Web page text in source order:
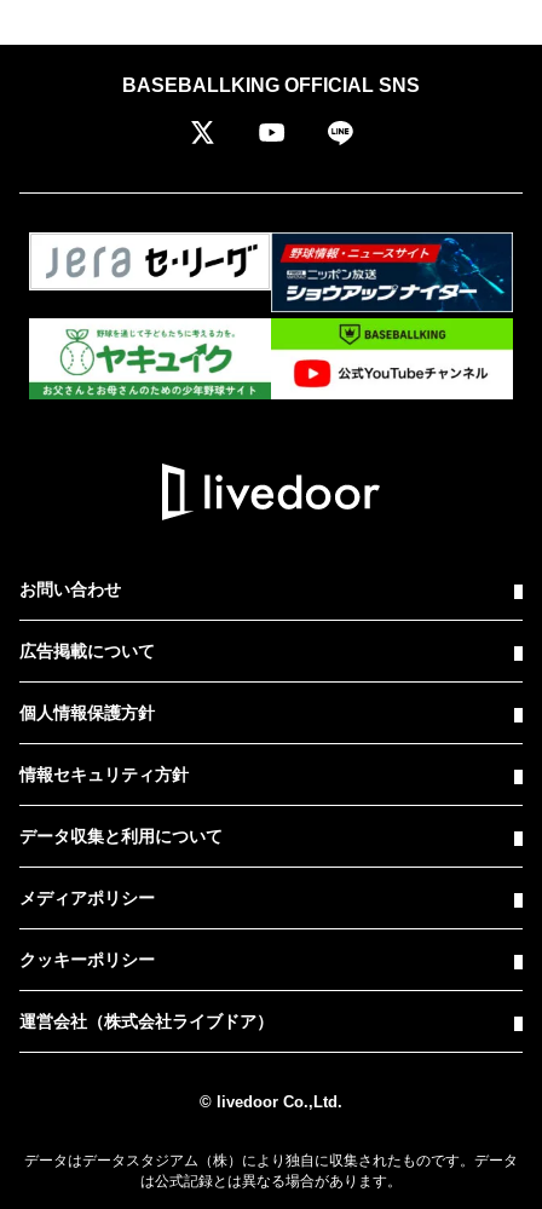
BASEBALLKING OFFICIAL SNS
お問い合わせ
広告掲載について
個人情報保護方針
情報セキュリティ方針
データ収集と利用について
メディアポリシー
クッキーポリシー
運営会社（株式会社ライブドア）
© livedoor Co.,Ltd.
データはデータスタジアム（株）により独自に収集されたものです。データ
は公式記録とは異なる場合があります。